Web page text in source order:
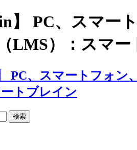
】 PC、スマー
LMS）：スマー